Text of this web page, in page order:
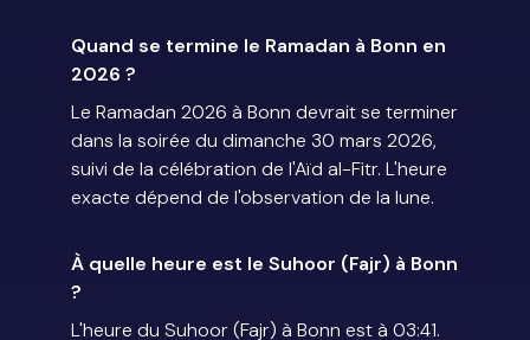
Quand se termine le Ramadan à Bonn en
2026 ?
Le Ramadan 2026 à Bonn devrait se terminer
dans la soirée du dimanche 30 mars 2026,
suivi de la célébration de l'Aïd al-Fitr. L'heure
exacte dépend de l'observation de la lune.
À quelle heure est le Suhoor (Fajr) à Bonn
?
L'heure du Suhoor (Fajr) à Bonn est à 03:41.